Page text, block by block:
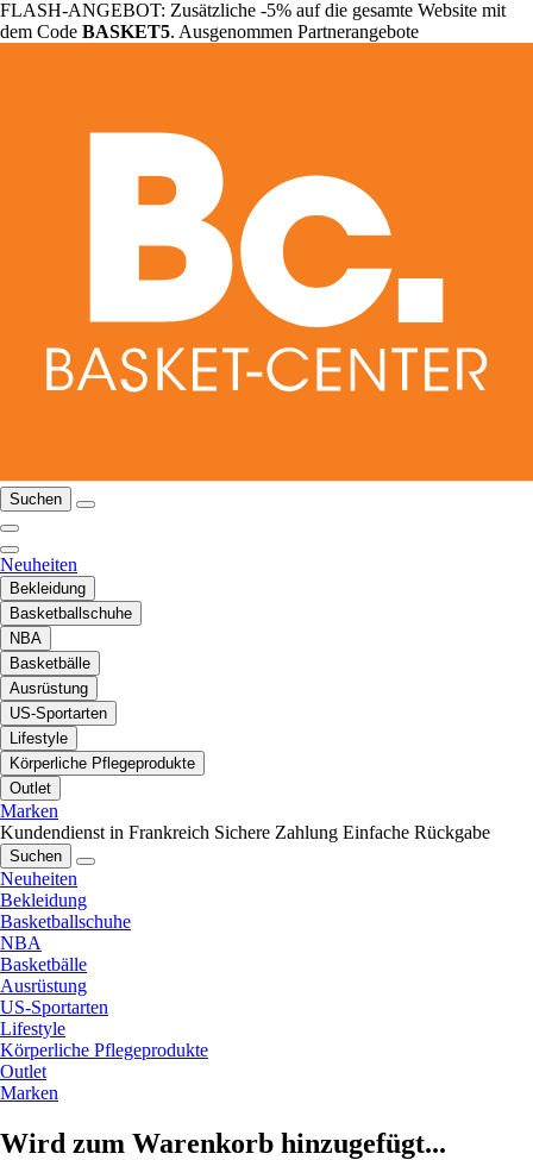
FLASH-ANGEBOT: Zusätzliche -5% auf die gesamte Website mit
dem Code BASKET5. Ausgenommen Partnerangebote
Suchen
Neuheiten
Bekleidung
Basketballschuhe
NBA
Basketbälle
Ausrüstung
US-Sportarten
Lifestyle
Körperliche Pflegeprodukte
Outlet
Marken
Kundendienst in Frankreich Sichere Zahlung Einfache Rückgabe
Suchen
Neuheiten
Bekleidung
Basketballschuhe
NBA
Basketbälle
Ausrüstung
US-Sportarten
Lifestyle
Körperliche Pflegeprodukte
Outlet
Marken
Wird zum Warenkorb hinzugefügt...